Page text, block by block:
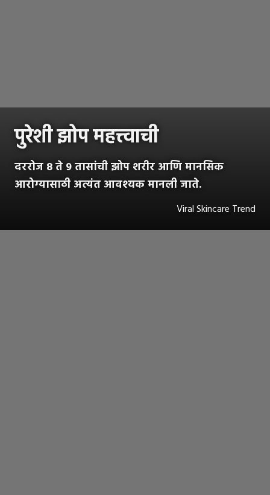
पुरेशी झोप महत्त्वाची
दररोज 8 ते 9 तासांची झोप शरीर आणि मानसिक
आरोग्यासाठी अत्यंत आवश्यक मानली जाते.
Viral Skincare Trend